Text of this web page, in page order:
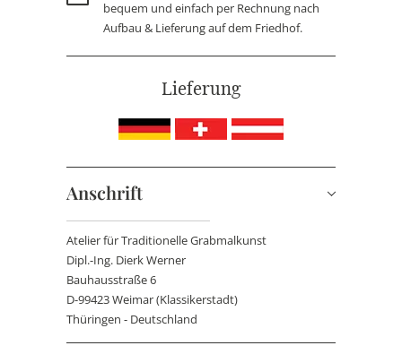
bequem und einfach per Rechnung nach
Aufbau & Lieferung auf dem Friedhof.
Lieferung
Anschrift
Atelier für Traditionelle Grabmalkunst
Dipl.-Ing. Dierk Werner
Bauhausstraße 6
D-99423 Weimar (Klassikerstadt)
Thüringen - Deutschland